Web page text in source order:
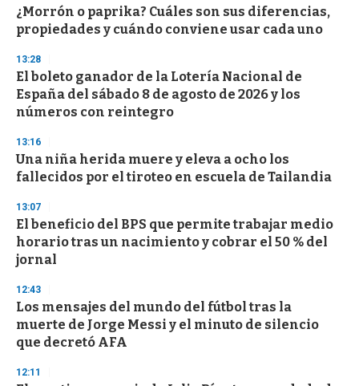
c
o
d
s
¿Morrón o paprika? Cuáles son sus diferencias,
propiedades y cuándo conviene usar cada uno
13:28
El boleto ganador de la Lotería Nacional de
España del sábado 8 de agosto de 2026 y los
números con reintegro
13:16
Una niña herida muere y eleva a ocho los
fallecidos por el tiroteo en escuela de Tailandia
13:07
El beneficio del BPS que permite trabajar medio
horario tras un nacimiento y cobrar el 50 % del
jornal
12:43
Los mensajes del mundo del fútbol tras la
muerte de Jorge Messi y el minuto de silencio
que decretó AFA
12:11